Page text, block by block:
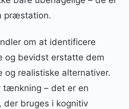
præstation.
om at identificere
og bevidst erstatte dem
og realistiske alternativer.
tænkning – det er en
der bruges i kognitiv